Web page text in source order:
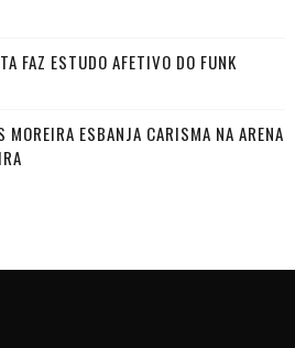
FAZ ESTUDO AFETIVO DO FUNK
MOREIRA ESBANJA CARISMA NA ARENA